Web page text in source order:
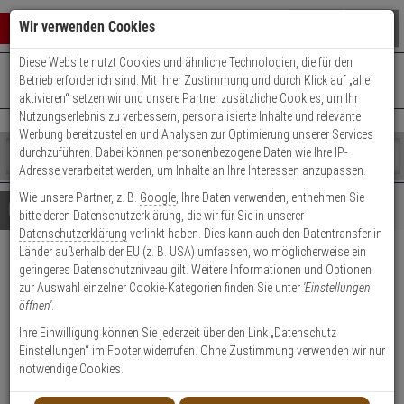
0 ARTIKEL IM WARENKORB
Ihr Warenkorb ist momentan leer.
Ergebnisse ()
Fertig
Shop
durchsuchen
Bitte
geben
Sie
mindestens
Zeichen
ein,
um
Suche
Es
wurde
noch
Kategorien
Suche
gestartet
+49 (0)821 899 493-0Mo. - Do.: 8:00 - 16:30 | Fr.: 8:00 - 14:00 Uhr
Kontaktservice nutzen
Details Beratung
Abus 2410 B AL0089
Fenster-Zusatzsicherung
Produktmerkmale
Datenblatt drucken
Wir verwenden Cookies
Diese Website nutzt Cookies und ähnliche Technologien, die für den
Betrieb erforderlich sind. Mit Ihrer Zustimmung und durch Klick auf „alle
aktivieren“ setzen wir und unsere Partner zusätzliche Cookies, um Ihr
Nutzungserlebnis zu verbessern, personalisierte Inhalte und relevante
Werbung bereitzustellen und Analysen zur Optimierung unserer Services
durchzuführen. Dabei können personenbezogene Daten wie Ihre IP-
Adresse verarbeitet werden, um Inhalte an Ihre Interessen anzupassen.
Wie unsere Partner, z. B. Google , Ihre Daten verwenden, entnehmen Sie
bitte deren Datenschutzerklärung, die wir für Sie in unserer
Datenschutzerklärung verlinkt haben. Dies kann auch den Datentransfer in
Länder außerhalb der EU (z. B. USA) umfassen, wo möglicherweise ein
geringeres Datenschutzniveau gilt. Weitere Informationen und Optionen
zur Auswahl einzelner Cookie-Kategorien finden Sie unter 'Einstellungen
öffnen'.
Ihre Einwilligung können Sie jederzeit über den Link „Datenschutz
Einstellungen“ im Footer widerrufen. Ohne Zustimmung verwenden wir nur
notwendige Cookies.